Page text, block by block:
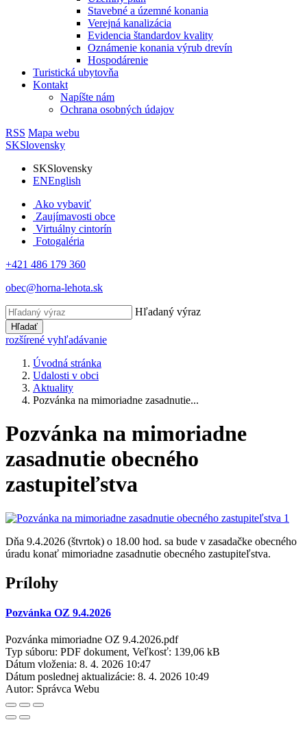
Stavebné a územné konania
Verejná kanalizácia
Evidencia štandardov kvality
Oznámenie konania výrub drevín
Hospodárenie
Turistická ubytovňa
Kontakt
Napíšte nám
Ochrana osobných údajov
RSS Mapa webu
SKSlovensky
SKSlovensky
ENEnglish
Ako vybaviť
Zaujímavosti obce
Virtuálny cintorín
Fotogaléria
+421 486 179 360
obec@horna-lehota.sk
Hľadaný výraz
Hľadať
rozšírené vyhľadávanie
Úvodná stránka
Udalosti v obci
Aktuality
Pozvánka na mimoriadne zasadnutie...
Pozvánka na mimoriadne
zasadnutie obecného
zastupiteľstva
Dňa 9.4.2026 (štvrtok) o 18.00 hod. sa bude v zasadačke obecného
úradu konať mimoriadne zasadnutie obecného zastupiteľstva.
Prílohy
Pozvánka OZ 9.4.2026
Pozvánka mimoriadne OZ 9.4.2026.pdf
Typ súboru: PDF dokument, Veľkosť: 139,06 kB
Dátum vloženia: 8. 4. 2026 10:47
Dátum poslednej aktualizácie: 8. 4. 2026 10:49
Autor: Správca Webu